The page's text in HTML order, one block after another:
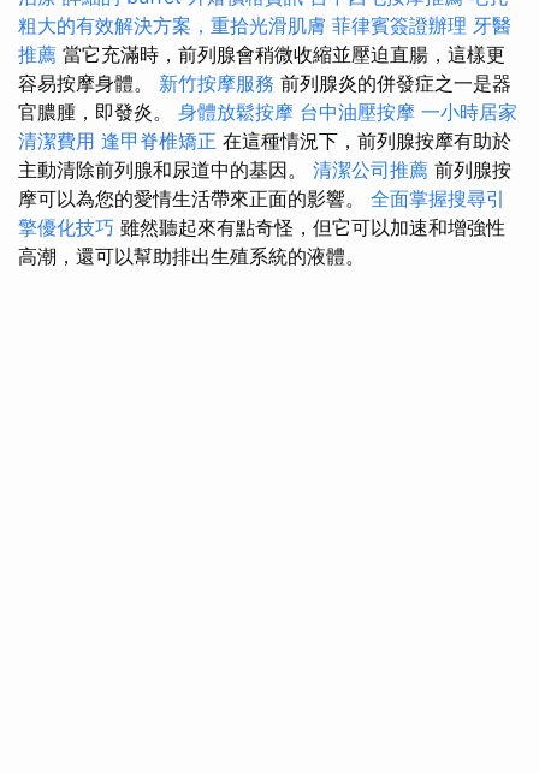
粗大的有效解決方案，重拾光滑肌膚 菲律賓簽證辦理 牙醫
推薦 當它充滿時，前列腺會稍微收縮並壓迫直腸，這樣更
容易按摩身體。 新竹按摩服務 前列腺炎的併發症之一是器
官膿腫，即發炎。 身體放鬆按摩 台中油壓按摩 一小時居家
清潔費用 逢甲脊椎矯正 在這種情況下，前列腺按摩有助於
主動清除前列腺和尿道中的基因。 清潔公司推薦 前列腺按
摩可以為您的愛情生活帶來正面的影響。 全面掌握搜尋引
擎優化技巧 雖然聽起來有點奇怪，但它可以加速和增強性
高潮，還可以幫助排出生殖系統的液體。